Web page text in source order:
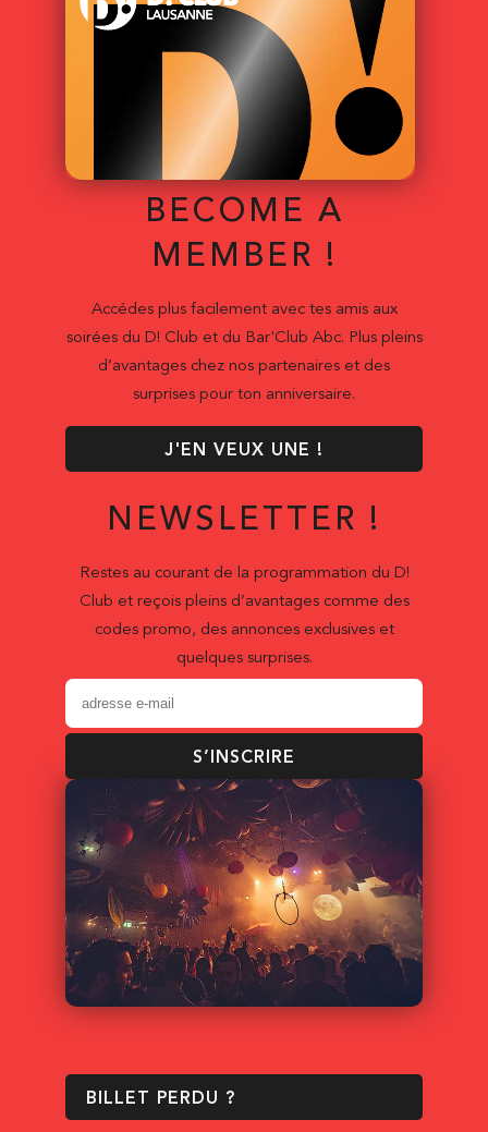
BECOME A
MEMBER !
Accédes plus facilement avec tes amis aux
soirées du D! Club et du Bar'Club Abc. Plus pleins
d’avantages chez nos partenaires et des
surprises pour ton anniversaire.
J'EN VEUX UNE !
NEWSLETTER !
Restes au courant de la programmation du D!
Club et reçois pleins d’avantages comme des
codes promo, des annonces exclusives et
quelques surprises.
S’INSCRIRE
BILLET PERDU ?